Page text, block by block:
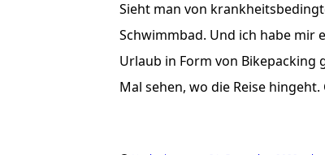
Sieht man von
Schwimmbad. Und ich habe mir
Urlaub in Form von Bikepacking
Mal sehen, wo die Reise